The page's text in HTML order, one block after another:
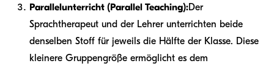
Parallelunterricht (Parallel Teaching):Der
Sprachtherapeut und der Lehrer unterrichten beide
denselben Stoff für jeweils die Hälfte der Klasse. Diese
kleinere Gruppengröße ermöglicht es dem